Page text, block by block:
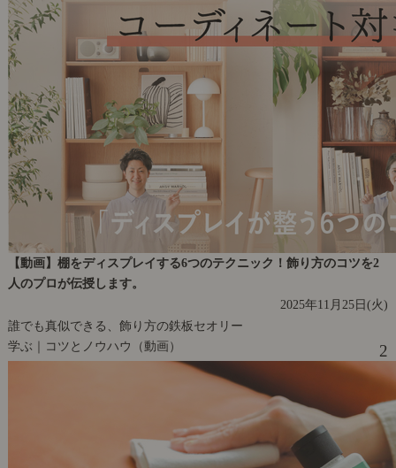
【動画】棚をディスプレイする6つのテクニック！飾り方のコツを2
人のプロが伝授します。
2025年11月25日(火)
誰でも真似できる、飾り方の鉄板セオリー
学ぶ｜コツとノウハウ（動画）
2